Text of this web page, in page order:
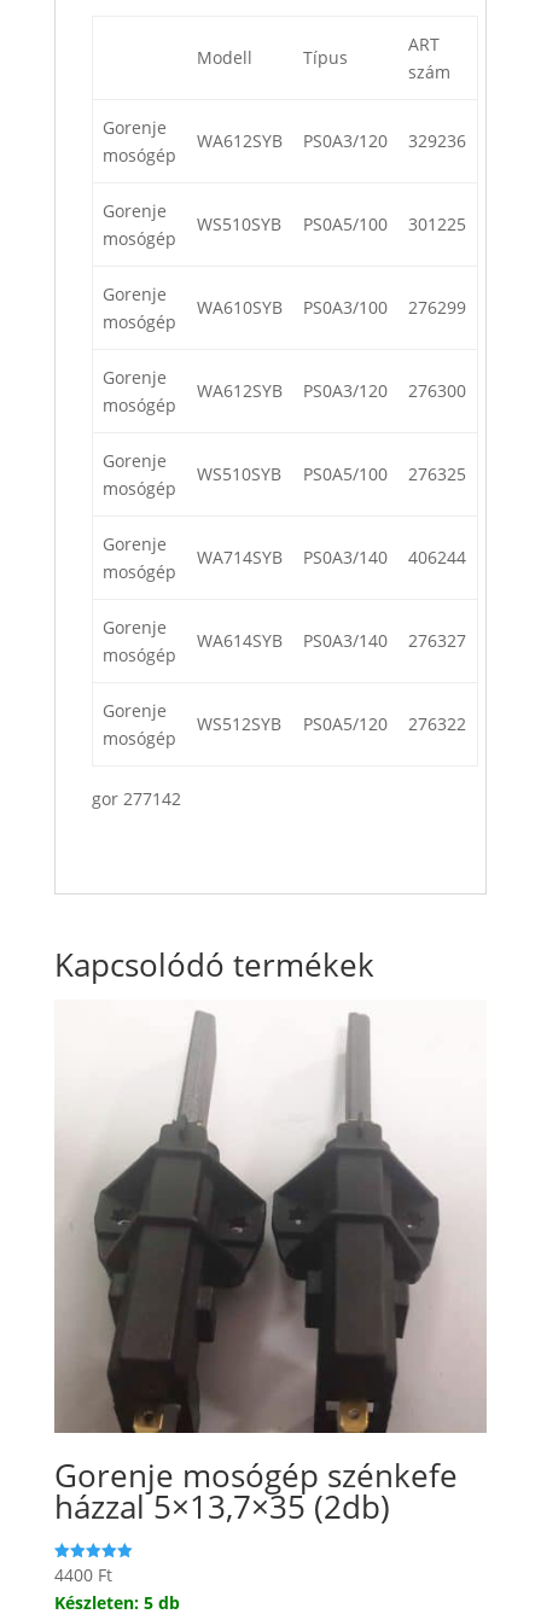
Modell Típus
ART
szám
Gorenje
mosógép
WA612SYB PS0A3/120 329236
Gorenje
mosógép
WS510SYB PS0A5/100 301225
Gorenje
mosógép
WA610SYB PS0A3/100 276299
Gorenje
mosógép
WA612SYB PS0A3/120 276300
Gorenje
mosógép
WS510SYB PS0A5/100 276325
Gorenje
mosógép
WA714SYB PS0A3/140 406244
Gorenje
mosógép
WA614SYB PS0A3/140 276327
Gorenje
mosógép
WS512SYB PS0A5/120 276322
gor 277142
Kapcsolódó termékek
Gorenje mosógép szénkefe
házzal 5×13,7×35 (2db)
Értékelés:
5.00
/ 5
4400 Ft
Készleten: 5 db